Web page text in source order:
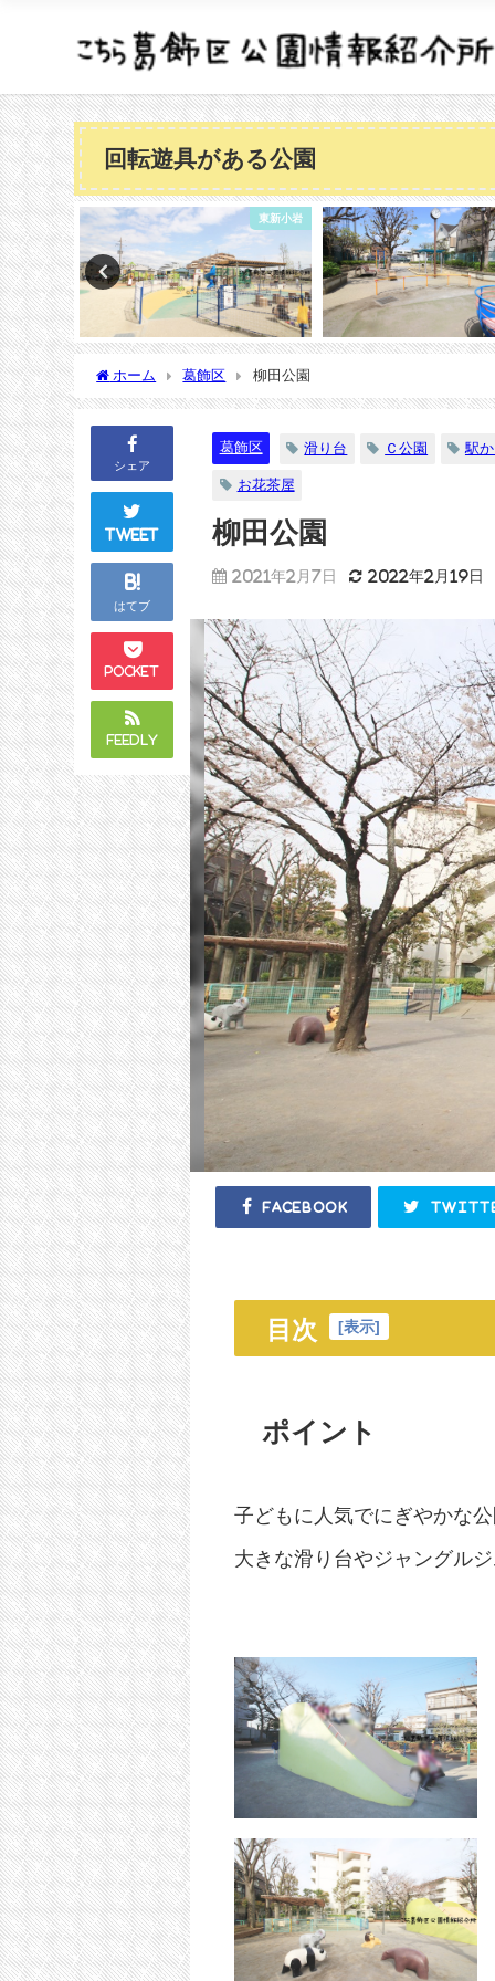
回転遊具がある公園
東新小岩 奥戸
ホーム 葛飾区 柳田公園
シェア
Tweet
B!
はてブ
Pocket
Feedly
葛飾区 滑り台 Ｃ公園 駅
お花茶屋
柳田公園
2021年2月7日 2022年2月19日
Facebook
目次 [表示]
ポイント
子どもに人気でにぎやかな
大きな滑り台やジャングル